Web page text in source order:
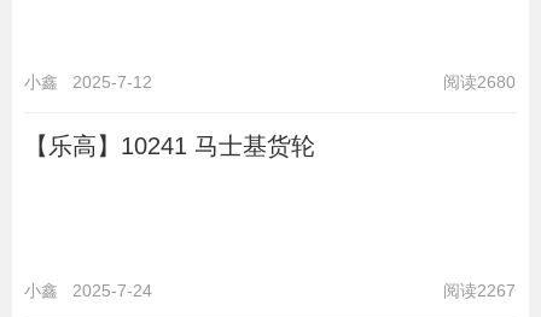
小鑫 2025-7-12 阅读2680
【乐高】10241 马士基货轮
小鑫 2025-7-24 阅读2267